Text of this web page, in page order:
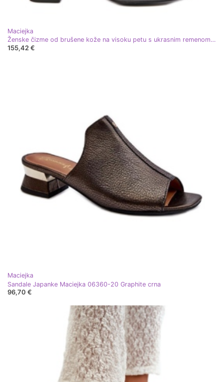
Maciejka
Ženske čizme od brušene kože na visoku petu s ukrasnim remenom Maciejka 06679-01 Crne crna
155,42 €
Maciejka
Sandale Japanke Maciejka 06360-20 Graphite crna
96,70 €